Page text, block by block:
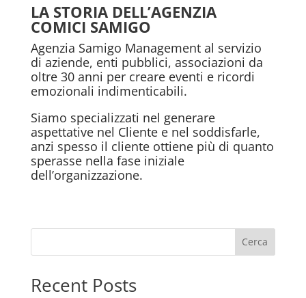
LA STORIA DELL’AGENZIA
COMICI SAMIGO
Agenzia Samigo Management al servizio
di aziende, enti pubblici, associazioni da
oltre 30 anni per creare eventi e ricordi
emozionali indimenticabili.
Siamo specializzati nel generare
aspettative nel Cliente e nel soddisfarle,
anzi spesso il cliente ottiene più di quanto
sperasse nella fase iniziale
dell’organizzazione.
Cerca
Recent Posts